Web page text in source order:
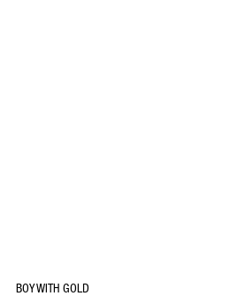
BOY WITH GOLD